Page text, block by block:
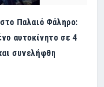
Παλαιό Φάληρο:
αυτοκίνητο σε 4
συνελήφθη